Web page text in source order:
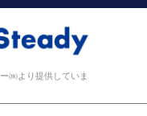
㈱より提供していま